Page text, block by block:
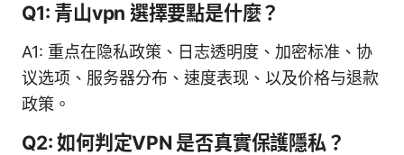
Q1: 青山vpn 選擇要點是什麼？
A1: 重点在隐私政策、日志透明度、加密标准、协
议选项、服务器分布、速度表现、以及价格与退款
政策。
Q2: 如何判定VPN 是否真實保護隱私？